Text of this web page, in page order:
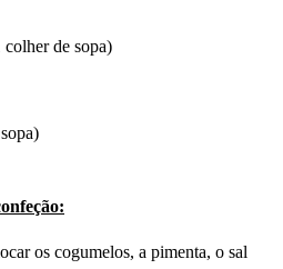
colher de sopa)
os cogumelos, a pimenta, o sal